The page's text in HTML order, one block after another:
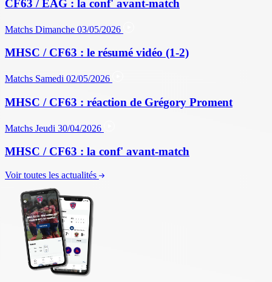
CF63 / EAG : la conf' avant-match
Matchs Dimanche 03/05/2026
MHSC / CF63 : le résumé vidéo (1-2)
Matchs Samedi 02/05/2026
MHSC / CF63 : réaction de Grégory Proment
Matchs Jeudi 30/04/2026
MHSC / CF63 : la conf' avant-match
Voir toutes les actualités